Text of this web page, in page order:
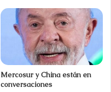
Mercosur y China están en
conversaciones